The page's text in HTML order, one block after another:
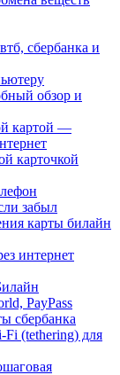
сбербанка и
обзор и
картой —
карточкой
забыл
карты билайн
интернет
PayPass
сбербанка
Fi (tethering) для